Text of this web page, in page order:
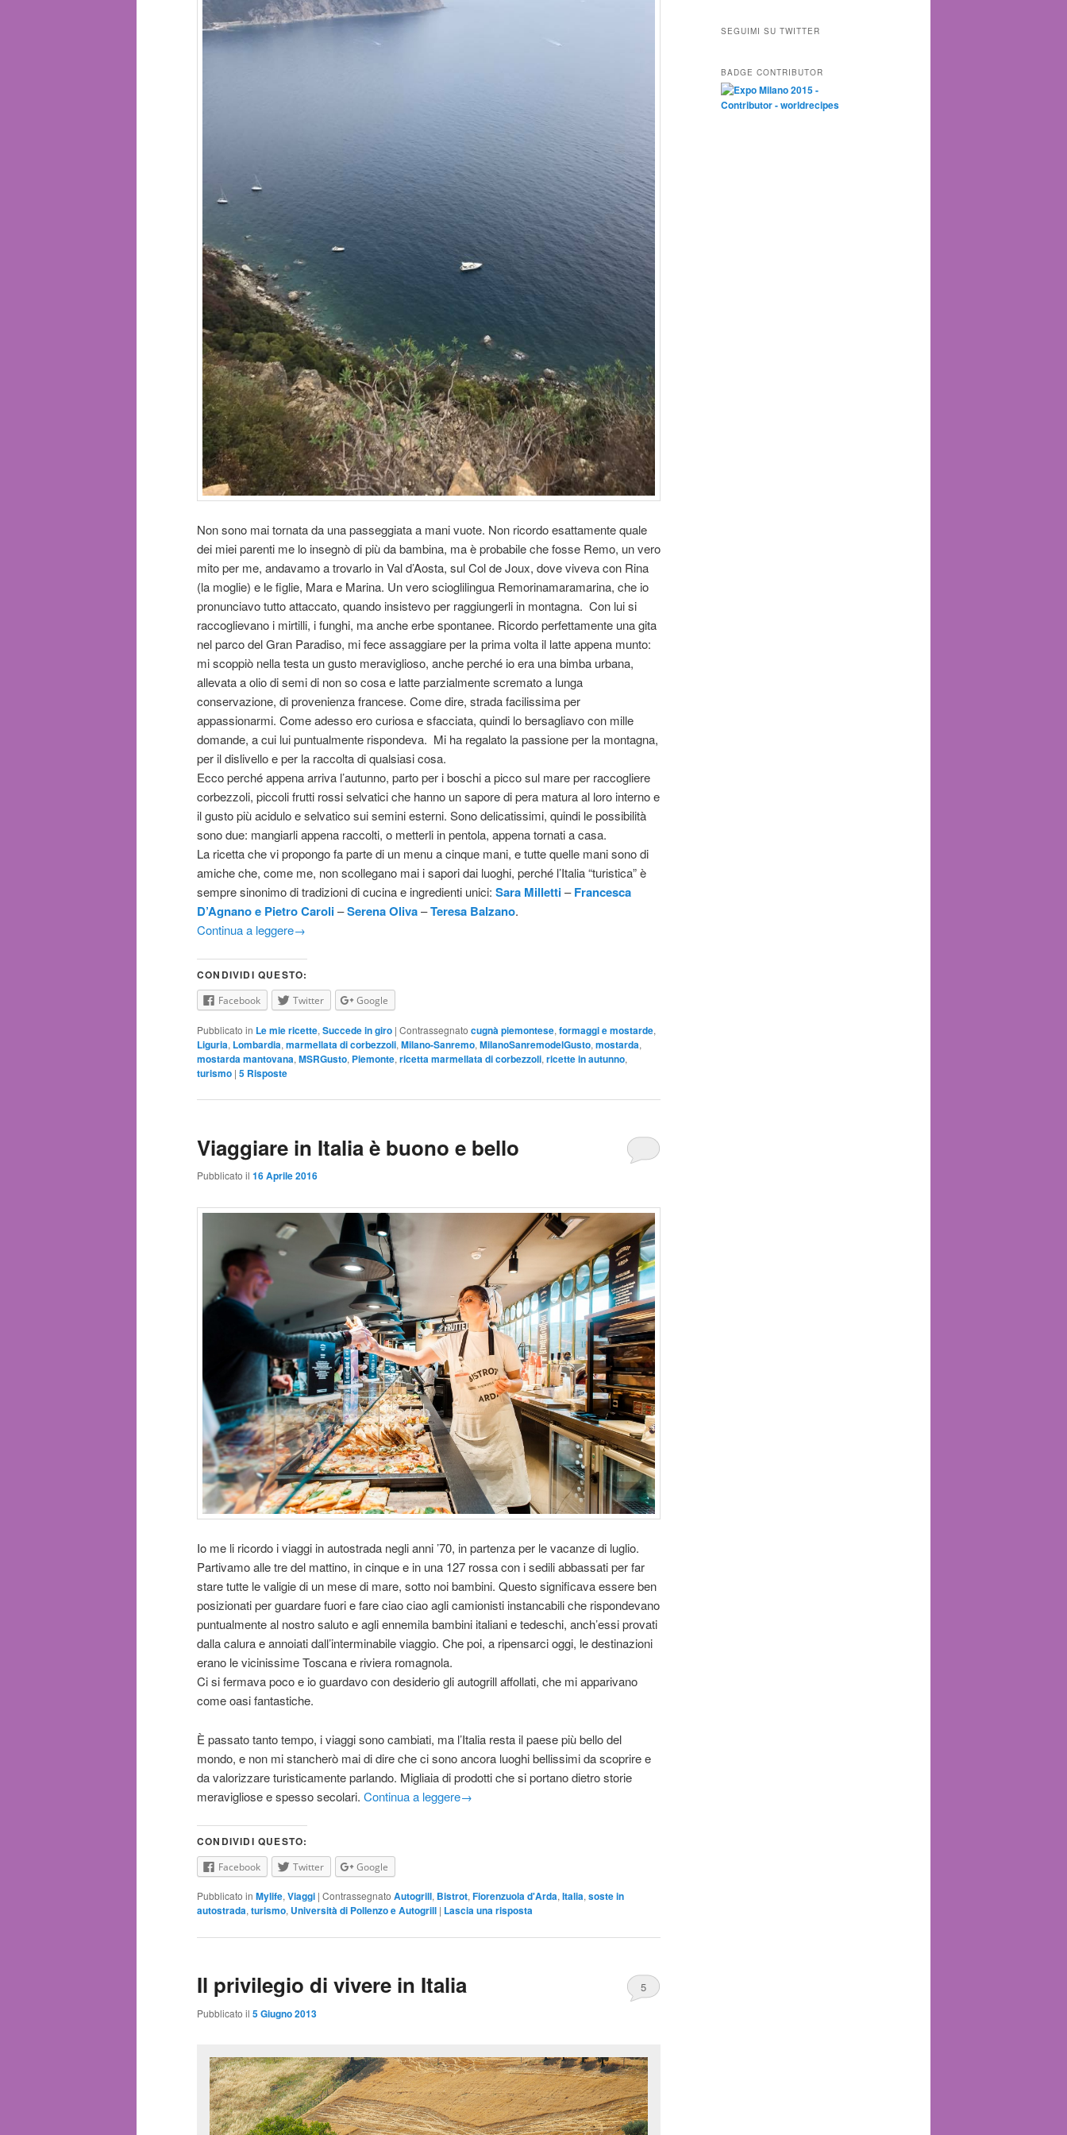
Non sono mai tornata da una passeggiata a mani vuote. Non ricordo esattamente quale
dei miei parenti me lo insegnò di più da bambina, ma è probabile che fosse Remo, un vero
mito per me, andavamo a trovarlo in Val d’Aosta, sul Col de Joux, dove viveva con Rina
(la moglie) e le figlie, Mara e Marina. Un vero scioglilingua Remorinamaramarina, che io
pronunciavo tutto attaccato, quando insistevo per raggiungerli in montagna. Con lui si
raccoglievano i mirtilli, i funghi, ma anche erbe spontanee. Ricordo perfettamente una gita
nel parco del Gran Paradiso, mi fece assaggiare per la prima volta il latte appena munto:
mi scoppiò nella testa un gusto meraviglioso, anche perché io era una bimba urbana,
allevata a olio di semi di non so cosa e latte parzialmente scremato a lunga
conservazione, di provenienza francese. Come dire, strada facilissima per
appassionarmi. Come adesso ero curiosa e sfacciata, quindi lo bersagliavo con mille
domande, a cui lui puntualmente rispondeva. Mi ha regalato la passione per la montagna,
per il dislivello e per la raccolta di qualsiasi cosa.
Ecco perché appena arriva l’autunno, parto per i boschi a picco sul mare per raccogliere
corbezzoli, piccoli frutti rossi selvatici che hanno un sapore di pera matura al loro interno e
il gusto più acidulo e selvatico sui semini esterni. Sono delicatissimi, quindi le possibilità
sono due: mangiarli appena raccolti, o metterli in pentola, appena tornati a casa.
La ricetta che vi propongo fa parte di un menu a cinque mani, e tutte quelle mani sono di
amiche che, come me, non scollegano mai i sapori dai luoghi, perché l’Italia “turistica” è
sempre sinonimo di tradizioni di cucina e ingredienti unici: Sara Milletti–Francesca
D’Agnano e Pietro Caroli–Serena Oliva–Teresa Balzano.
Continua a leggere→
CONDIVIDI QUESTO:
Facebook Twitter Google
Pubblicato in Le mie ricette, Succede in giro | Contrassegnato cugnà piemontese, formaggi e mostarde,
Liguria, Lombardia, marmellata di corbezzoli, Milano-Sanremo, MilanoSanremodelGusto, mostarda,
mostarda mantovana, MSRGusto, Piemonte, ricetta marmellata di corbezzoli, ricette in autunno,
turismo | 5 Risposte
Viaggiare in Italia è buono e bello
Pubblicato il 16 Aprile 2016
Io me li ricordo i viaggi in autostrada negli anni ’70, in partenza per le vacanze di luglio.
Partivamo alle tre del mattino, in cinque e in una 127 rossa con i sedili abbassati per far
stare tutte le valigie di un mese di mare, sotto noi bambini. Questo significava essere ben
posizionati per guardare fuori e fare ciao ciao agli camionisti instancabili che rispondevano
puntualmente al nostro saluto e agli ennemila bambini italiani e tedeschi, anch’essi provati
dalla calura e annoiati dall’interminabile viaggio. Che poi, a ripensarci oggi, le destinazioni
erano le vicinissime Toscana e riviera romagnola.
Ci si fermava poco e io guardavo con desiderio gli autogrill affollati, che mi apparivano
come oasi fantastiche.
È passato tanto tempo, i viaggi sono cambiati, ma l’Italia resta il paese più bello del
mondo, e non mi stancherò mai di dire che ci sono ancora luoghi bellissimi da scoprire e
da valorizzare turisticamente parlando. Migliaia di prodotti che si portano dietro storie
meravigliose e spesso secolari. Continua a leggere→
CONDIVIDI QUESTO:
Facebook Twitter Google
Pubblicato in Mylife,Viaggi | Contrassegnato Autogrill, Bistrot,Fiorenzuola d'Arda,Italia,soste in
autostrada,turismo, Università di Pollenzo e Autogrill | Lascia una risposta
Il privilegio di vivere in Italia
Pubblicato il 5 Giugno 2013
5
SEGUIMI SU TWITTER
BADGE CONTRIBUTOR